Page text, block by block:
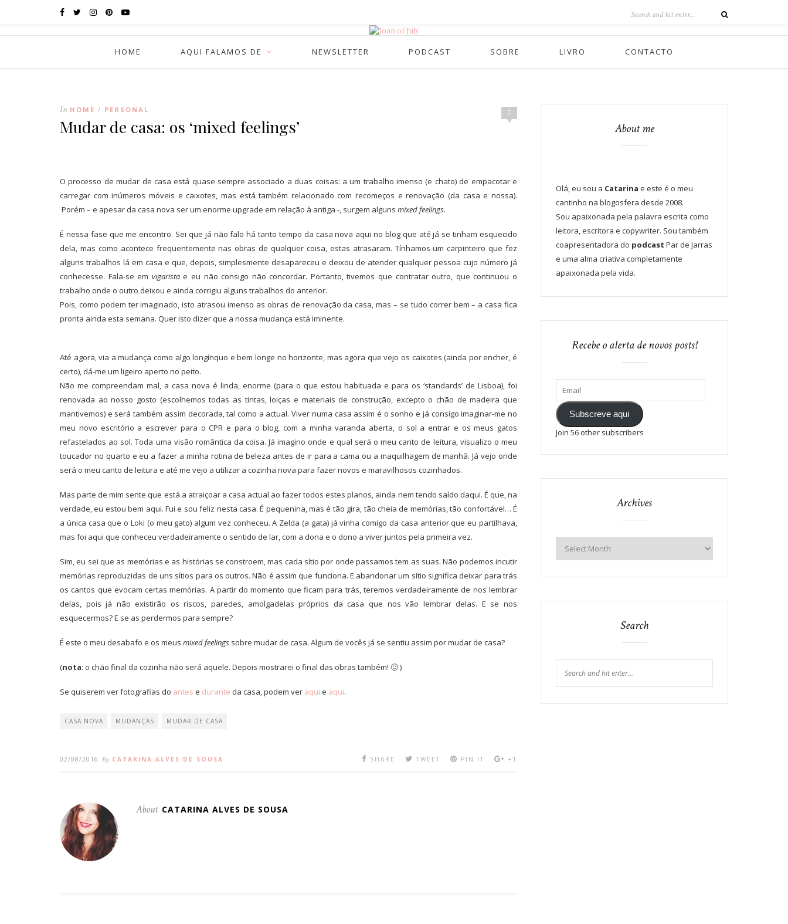
HOME AQUI FALAMOS DE NEWSLETTER PODCAST SOBRE LIVRO CONTACTO
7
In HOME / PERSONAL
Mudar de casa: os ‘mixed feelings’
O processo de mudar de casa está quase sempre associado a duas coisas: a um trabalho imenso (e chato) de empacotar e
carregar com inúmeros móveis e caixotes, mas está também relacionado com recomeços e renovação (da casa e nossa).
Porém – e apesar da casa nova ser um enorme upgrade em relação à antiga -, surgem alguns mixed feelings.
É nessa fase que me encontro. Sei que já não falo há tanto tempo da casa nova aqui no blog que até já se tinham esquecido
dela, mas como acontece frequentemente nas obras de qualquer coisa, estas atrasaram. Tínhamos um carpinteiro que fez
alguns trabalhos lá em casa e que, depois, simplesmente desapareceu e deixou de atender qualquer pessoa cujo número já
conhecesse. Fala-se em vigaristae eu não consigo não concordar. Portanto, tivemos que contratar outro, que continuou o
trabalho onde o outro deixou e ainda corrigiu alguns trabalhos do anterior.
Pois, como podem ter imaginado, isto atrasou imenso as obras de renovação da casa, mas – se tudo correr bem – a casa fica
pronta ainda esta semana. Quer isto dizer que a nossa mudança está iminente.
Até agora, via a mudança como algo longínquo e bem longe no horizonte, mas agora que vejo os caixotes (ainda por encher, é
certo), dá-me um ligeiro aperto no peito.
Não me compreendam mal, a casa nova é linda, enorme (para o que estou habituada e para os ‘standards’ de Lisboa), foi
renovada ao nosso gosto (escolhemos todas as tintas, loiças e materiais de construção, excepto o chão de madeira que
mantivemos) e será também assim decorada, tal como a actual. Viver numa casa assim é o sonho e já consigo imaginar-me no
meu novo escritório a escrever para o CPR e para o blog, com a minha varanda aberta, o sol a entrar e os meus gatos
refastelados ao sol. Toda uma visão romântica da coisa. Já imagino onde e qual será o meu canto de leitura, visualizo o meu
toucador no quarto e eu a fazer a minha rotina de beleza antes de ir para a cama ou a maquilhagem de manhã. Já vejo onde
será o meu canto de leitura e até me vejo a utilizar a cozinha nova para fazer novos e maravilhosos cozinhados.
Mas parte de mim sente que está a atraiçoar a casa actual ao fazer todos estes planos, ainda nem tendo saído daqui. É que, na
verdade, eu estou bem aqui. Fui e sou feliz nesta casa. É pequenina, mas é tão gira, tão cheia de memórias, tão confortável… É
a única casa que o Loki (o meu gato) algum vez conheceu. A Zelda (a gata) já vinha comigo da casa anterior que eu partilhava,
mas foi aqui que conheceu verdadeiramente o sentido de lar, com a dona e o dono a viver juntos pela primeira vez.
Sim, eu sei que as memórias e as histórias se constroem, mas cada sítio por onde passamos tem as suas. Não podemos incutir
memórias reproduzidas de uns sítios para os outros. Não é assim que funciona. E abandonar um sítio significa deixar para trás
os cantos que evocam certas memórias. A partir do momento que ficam para trás, teremos verdadeiramente de nos lembrar
delas, pois já não existirão os riscos, paredes, amolgadelas próprios da casa que nos vão lembrar delas. E se nos
esquecermos? E se as perdermos para sempre?
É este o meu desabafo e os meus mixed feelings sobre mudar de casa. Algum de vocês já se sentiu assim por mudar de casa?
(nota: o chão final da cozinha não será aquele. Depois mostrarei o final das obras também! 🙂 )
Se quiserem ver fotografias do antes e durante da casa, podem ver aqui e aqui.
CASA NOVA MUDANÇAS MUDAR DE CASA
02/08/2016 By CATARINA ALVES DE SOUSA SHARE TWEET PIN IT +1
About CATARINA ALVES DE SOUSA
About me
Olá, eu sou a Catarina e este é o meu
cantinho na blogosfera desde 2008.
Sou apaixonada pela palavra escrita como
leitora, escritora e copywriter. Sou também
coapresentadora do podcast Par de Jarras
e uma alma criativa completamente
apaixonada pela vida.
Recebe o alerta de novos posts!
Subscreve aqui
Join 56 other subscribers
Archives
Search